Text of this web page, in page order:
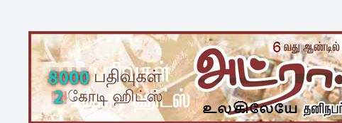
content